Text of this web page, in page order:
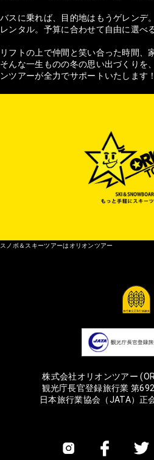
バスに乗れば、目的地はもうゲレンデ
レンタル。予算に合わせて自由に選べ
リフトの上で仲間と笑い合った時間、
そんな一生ものの冬の思い出づくりを
ンツアーが全力でサポートいたします！
スノボ＆スキーツアーはオリオンツアー
株式会社オリオンツアー
観光庁長官登録旅行業 第
日本旅行業協会（JATA）正